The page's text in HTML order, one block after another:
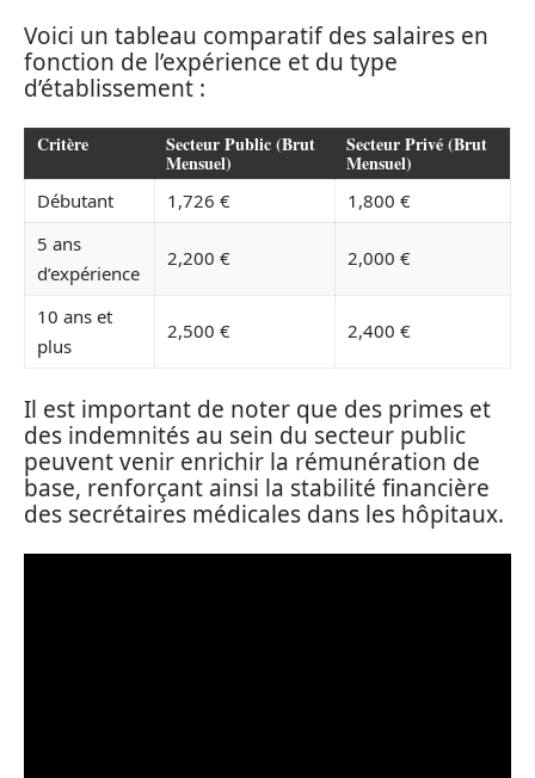
Voici un tableau comparatif des salaires en
fonction de l’expérience et du type
d’établissement :
Critère Secteur Public (Brut
Mensuel)
Secteur Privé (Brut
Mensuel)
Débutant 1,726 €
1,800 €
5 ans
d’expérience
2,200 € 2,000 €
10 ans et
plus
2,500 € 2,400 €
Il est important de noter que des primes et
des indemnités au sein du secteur public
peuvent venir enrichir la rémunération de
base, renforçant ainsi la stabilité financière
des secrétaires médicales dans les hôpitaux.